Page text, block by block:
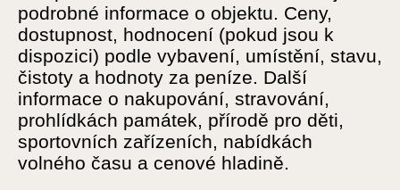
podrobné informace o objektu. Ceny,
dostupnost, hodnocení (pokud jsou k
dispozici) podle vybavení, umístění, stavu,
čistoty a hodnoty za peníze. Další
informace o nakupování, stravování,
prohlídkách památek, přírodě pro děti,
sportovních zařízeních, nabídkách
volného času a cenové hladině.